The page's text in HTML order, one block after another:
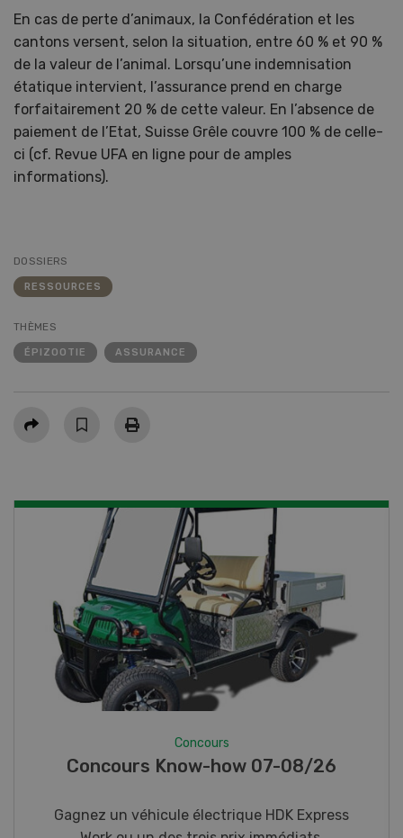
En cas de perte d’animaux, la Confédération et les
cantons versent, selon la situation, entre 60 % et 90 %
de la valeur de l’animal. Lorsqu’une indemnisation
étatique intervient, l’assurance prend en charge
forfaitairement 20 % de cette valeur. En l’absence de
paiement de l’Etat, Suisse Grêle couvre 100 % de celle-
ci (cf. Revue UFA en ligne pour de amples
informations).
DOSSIERS
RESSOURCES
THÈMES
ÉPIZOOTIE ASSURANCE
Partager
Photo mystère 07-08/26
Gagnez l’un des cinq couteaux de poche LANDI